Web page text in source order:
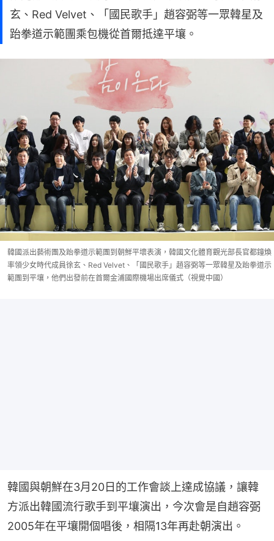
玄、Red Velvet、「國民歌手」趙容弼等一眾韓星及
跆拳道示範團乘包機從首爾抵達平壤。
韓國派出藝術團及跆拳道示範團到朝鮮平壞表演，韓國文化體育觀光部長官都鐘煥
率領少女時代成員徐玄、Red Velvet、「國民歌手」趙容弼等一眾韓星及跆拳道示
範團到平壤，他們出發前在首爾金浦國際機場出席儀式（視覺中國）
韓國與朝鮮在3月20日的工作會談上達成協議，讓韓
方派出韓國流行歌手到平壤演出，今次會是自趙容弼
2005年在平壤開個唱後，相隔13年再赴朝演出。